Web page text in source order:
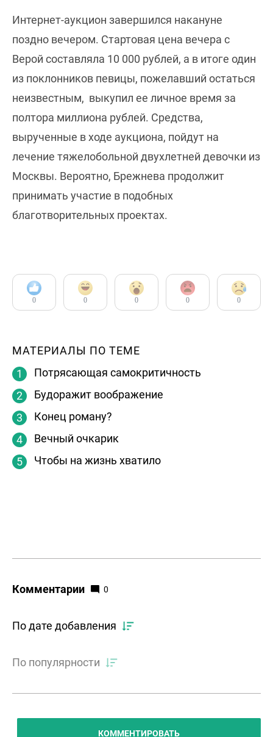
Интернет-аукцион завершился накануне
поздно вечером. Стартовая цена вечера с
Верой составляла 10 000 рублей, а в итоге один
из поклонников певицы, пожелавший остаться
неизвестным, выкупил ее личное время за
полтора миллиона рублей. Средства,
вырученные в ходе аукциона, пойдут на
лечение тяжелобольной двухлетней девочки из
Москвы. Вероятно, Брежнева продолжит
принимать участие в подобных
благотворительных проектах.
0 0 0 0 0
МАТЕРИАЛЫ ПО ТЕМЕ
Потрясающая самокритичность
Будоражит воображение
Конец роману?
Вечный очкарик
Чтобы на жизнь хватило
Комментарии 0
По дате добавления
По популярности
КОММЕНТИРОВАТЬ